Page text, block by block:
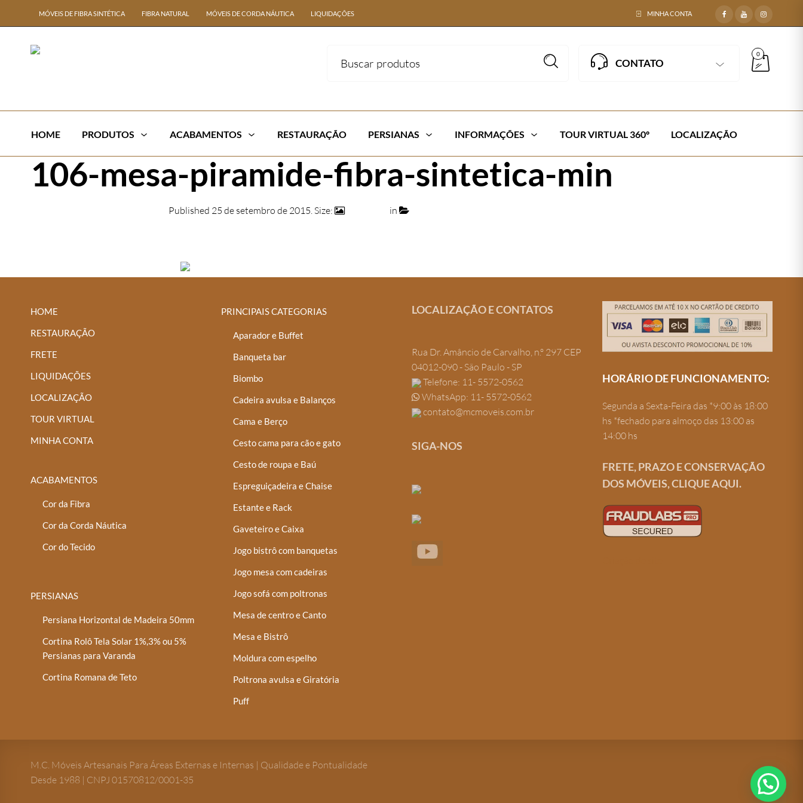
MÓVEIS DE FIBRA SINTÉTICA FIBRA NATURAL MÓVEIS DE CORDA NÁUTICA LIQUIDAÇÕES MINHA CONTA
CONTATO
0
HOME PRODUTOS ACABAMENTOS RESTAURAÇÃO PERSIANAS INFORMAÇÕES TOUR VIRTUAL 360º LOCALIZAÇÃO
106-mesa-piramide-fibra-sintetica-min
Published 25 de setembro de 2015 . Size: in
HOME
RESTAURAÇÃO
FRETE
LIQUIDAÇÕES
LOCALIZAÇÃO
TOUR VIRTUAL
MINHA CONTA
ACABAMENTOS
Cor da Fibra
Cor da Corda Náutica
Cor do Tecido
PERSIANAS
Persiana Horizontal de Madeira 50mm
Cortina Rolô Tela Solar 1%,3% ou 5%
Persianas para Varanda
Cortina Romana de Teto
PRINCIPAIS CATEGORIAS
Aparador e Buffet
Banqueta bar
Biombo
Cadeira avulsa e Balanços
Cama e Berço
Cesto cama para cão e gato
Cesto de roupa e Baú
Espreguiçadeira e Chaise
Estante e Rack
Gaveteiro e Caixa
Jogo bistrô com banquetas
Jogo mesa com cadeiras
Jogo sofá com poltronas
Mesa de centro e Canto
Mesa e Bistrô
Moldura com espelho
Poltrona avulsa e Giratória
Puff
LOCALIZAÇÃO E CONTATOS
Rua Dr. Amâncio de Carvalho, n.º 297 CEP
04012-090 - São Paulo - SP
Telefone: 11- 5572-0562
WhatsApp: 11- 5572-0562
contato@mcmoveis.com.br
SIGA-NOS
HORÁRIO DE FUNCIONAMENTO:
Segunda a Sexta-Feira das *9:00 às 18:00
hs *fechado para almoço das 13:00 as
14:00 hs
FRETE, PRAZO E CONSERVAÇÃO
DOS MÓVEIS, CLIQUE AQUI.
M.C. Móveis Artesanais Para Áreas Externas e Internas | Qualidade e Pontualidade
Desde 1988 | CNPJ 01570812/0001-35